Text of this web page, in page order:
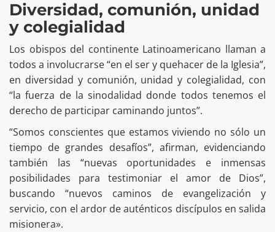
Diversidad, comunión, unidad
y colegialidad
Los obispos del continente Latinoamericano llaman a
todos a involucrarse “en el ser y quehacer de la Iglesia”,
en diversidad y comunión, unidad y colegialidad, con
“la fuerza de la sinodalidad donde todos tenemos el
derecho de participar caminando juntos”.
“Somos conscientes que estamos viviendo no sólo un
tiempo de grandes desafíos”, afirman, evidenciando
también las “nuevas oportunidades e inmensas
posibilidades para testimoniar el amor de Dios”,
buscando “nuevos caminos de evangelización y
servicio, con el ardor de auténticos discípulos en salida
misionera».